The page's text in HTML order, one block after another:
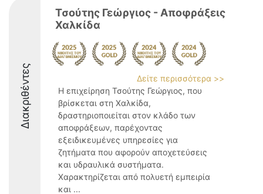
Διακριθέντες
Τσούτης Γεώργιος - Αποφράξεις
Χαλκίδα
Δείτε περισσότερα >>
Η επιχείρηση Τσούτης Γεώργιος, που
βρίσκεται στη Χαλκίδα,
δραστηριοποιείται στον κλάδο των
αποφράξεων, παρέχοντας
εξειδικευμένες υπηρεσίες για
ζητήματα που αφορούν αποχετεύσεις
και υδραυλικά συστήματα.
Χαρακτηρίζεται από πολυετή εμπειρία
και ...